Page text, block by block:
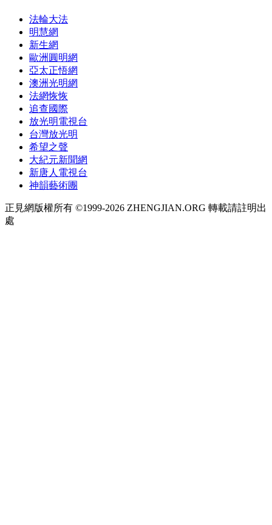
法輪大法
明慧網
新生網
歐洲圓明網
亞太正悟網
澳洲光明網
法網恢恢
追查國際
放光明電視台
台灣放光明
希望之聲
大紀元新聞網
新唐人電視台
神韻藝術團
正見網版權所有 ©1999-2026 ZHENGJIAN.ORG 轉載請註明出
處